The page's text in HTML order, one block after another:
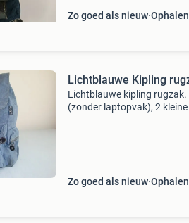
Zo goed als nieuw
Lichtblauwe Kipling
Lichtblauwe kipling
(zonder laptopvak), 2
Zo goed als nieuw